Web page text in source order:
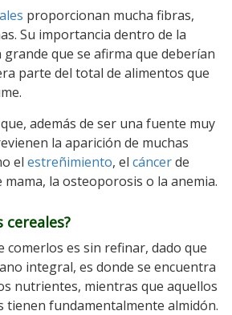
proporcionan mucha fibras,
Su importancia dentro de la
que se afirma que deberían
parte del total de alimentos que
además de ser una fuente muy
la aparición de muchas
el estreñimiento, el cáncerde
mama, la osteoporosis o la anemia.
cereales?
comerlos es sin refinar, dado que
integral, es donde se encuentra
nutrientes, mientras que aquellos
tienen fundamentalmente almidón.